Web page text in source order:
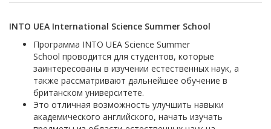
INTO UEA International Science Summer School
Программа INTO UEA Science Summer
School проводится для студентов, которые
заинтересованы в изучении естественных наук, а
также рассматривают дальнейшее обучение в
британском университете.
Это отличная возможность улучшить навыки
академического английского, начать изучать